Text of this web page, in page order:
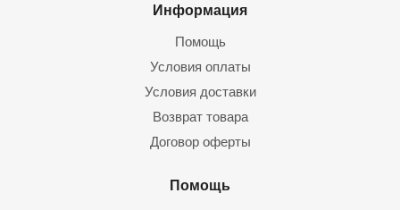
Информация
Помощь
Условия оплаты
Условия доставки
Возврат товара
Договор оферты
Помощь